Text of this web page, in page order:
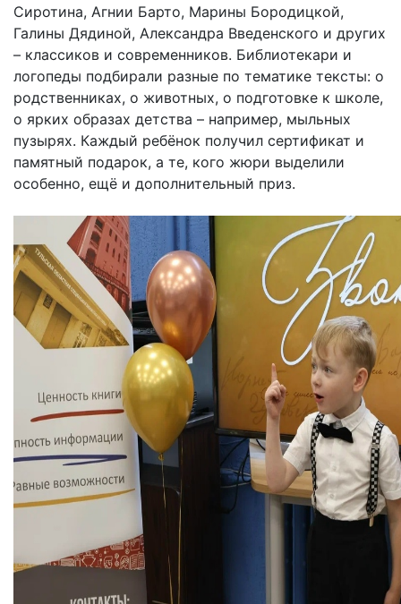
Сиротина, Агнии Барто, Марины Бородицкой,
Галины Дядиной, Александра Введенского и других
– классиков и современников. Библиотекари и
логопеды подбирали разные по тематике тексты: о
родственниках, о животных, о подготовке к школе,
о ярких образах детства – например, мыльных
пузырях. Каждый ребёнок получил сертификат и
памятный подарок, а те, кого жюри выделили
особенно, ещё и дополнительный приз.